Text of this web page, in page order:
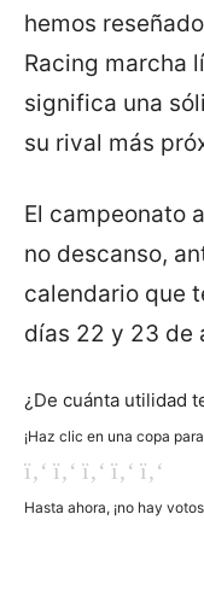
hemos
Racing marcha
significa una
su rival más
El campeonato
no descanso,
calendario que
días 22 y 23 de
¿De cuánta utilidad
¡Haz clic en una copa
Hasta ahora, ¡no hay